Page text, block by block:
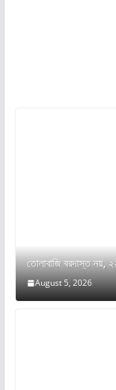
তোলাবাজি বরদাস্ত নয়,
August 5, 2026